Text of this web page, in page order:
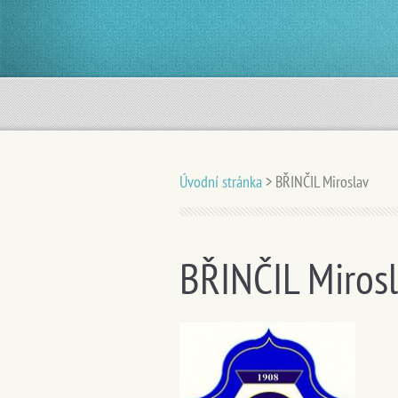
Úvodní stránka > BŘINČIL Miroslav
BŘINČIL